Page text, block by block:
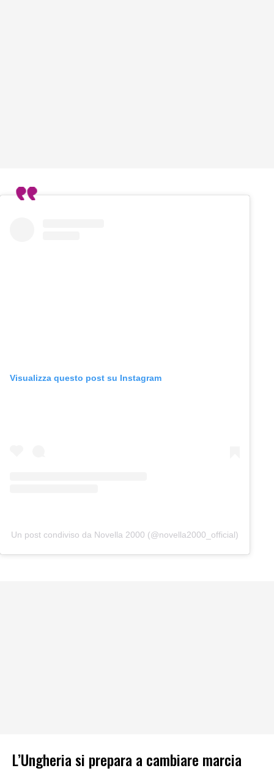
Visualizza questo post su Instagram
Un post condiviso da Novella 2000 (@novella2000_official)
L’Ungheria si prepara a cambiare marcia